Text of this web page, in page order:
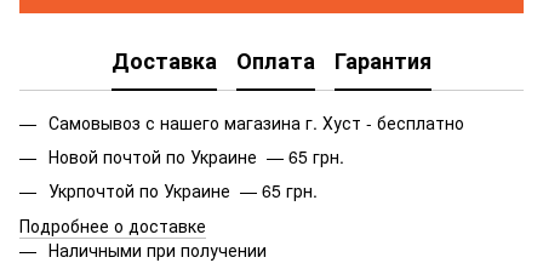
Доставка Оплата Гарантия
Самовывоз с нашего магазина г. Хуст - бесплатно
Новой почтой по Украине — 65 грн.
Укрпочтой по Украине — 65 грн.
Подробнее о доставке
Наличными при получении